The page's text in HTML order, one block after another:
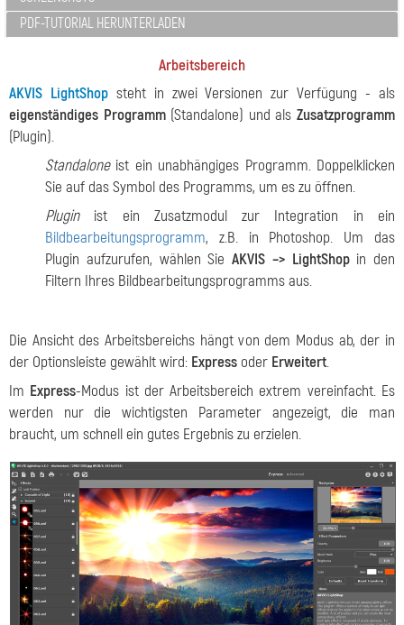
PDF-TUTORIAL HERUNTERLADEN
Arbeitsbereich
AKVIS LightShopsteht in zwei Versionen zur Verfügung - als
eigenständiges Programm(Standalone) und alsZusatzprogramm
(Plugin).
Standaloneist ein unabhängiges Programm. Doppelklicken
Sie auf das Symbol des Programms, um es zu öffnen.
Pluginist ein Zusatzmodul zur Integration in ein
Bildbearbeitungsprogramm, z.B. in Photoshop. Um das
Plugin aufzurufen, wählen Sie AKVIS –> LightShopin den
Filtern Ihres Bildbearbeitungsprogramms aus.
Die Ansicht des Arbeitsbereichs hängt von dem Modus ab, der in
der Optionsleiste gewählt wird: Express oder Erweitert.
Im Express-Modus ist der Arbeitsbereich extrem vereinfacht. Es
werden nur die wichtigsten Parameter angezeigt, die man
braucht, um schnell ein gutes Ergebnis zu erzielen.